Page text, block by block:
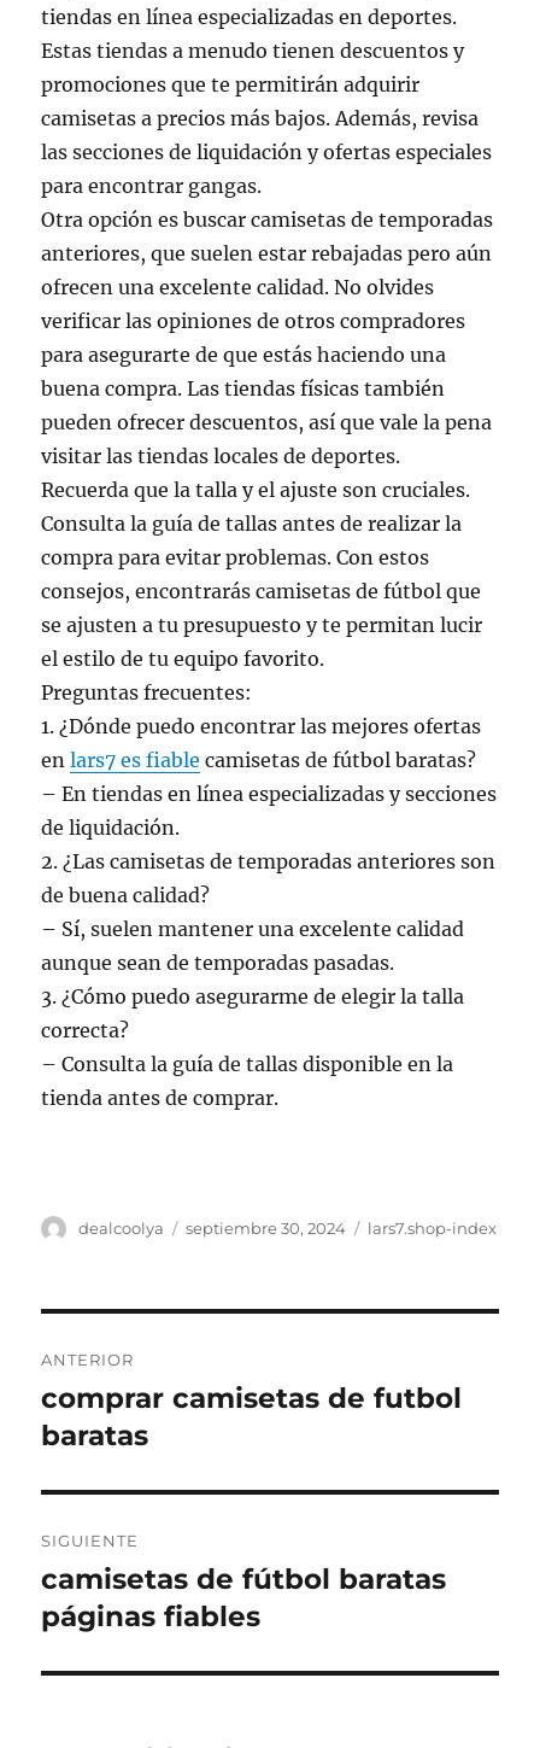
tiendas en línea especializadas en deportes.
Estas tiendas a menudo tienen descuentos y
promociones que te permitirán adquirir
camisetas a precios más bajos. Además, revisa
las secciones de liquidación y ofertas especiales
para encontrar gangas.
Otra opción es buscar camisetas de temporadas
anteriores, que suelen estar rebajadas pero aún
ofrecen una excelente calidad. No olvides
verificar las opiniones de otros compradores
para asegurarte de que estás haciendo una
buena compra. Las tiendas físicas también
pueden ofrecer descuentos, así que vale la pena
visitar las tiendas locales de deportes.
Recuerda que la talla y el ajuste son cruciales.
Consulta la guía de tallas antes de realizar la
compra para evitar problemas. Con estos
consejos, encontrarás camisetas de fútbol que
se ajusten a tu presupuesto y te permitan lucir
el estilo de tu equipo favorito.
Preguntas frecuentes:
1. ¿Dónde puedo encontrar las mejores ofertas
enlars7 es fiable camisetas de fútbol baratas?
– En tiendas en línea especializadas y secciones
de liquidación.
2. ¿Las camisetas de temporadas anteriores son
de buena calidad?
– Sí, suelen mantener una excelente calidad
aunque sean de temporadas pasadas.
3. ¿Cómo puedo asegurarme de elegir la talla
correcta?
– Consulta la guía de tallas disponible en la
tienda antes de comprar.
Autor
dealcoolya
Publicado
septiembre 30, 2024 Categorías
lars7.shop-index
de
entradas
ANTERIOR
Entrada
anterior:
comprar camisetas de futbol
baratas
SIGUIENTE
Entrada
siguiente:
camisetas de fútbol baratas
páginas fiables